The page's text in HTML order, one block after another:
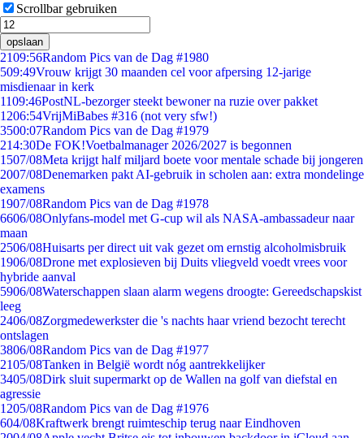
Scrollbar gebruiken
opslaan
2109:56Random Pics van de Dag #1980
509:49Vrouw krijgt 30 maanden cel voor afpersing 12-jarige
misdienaar in kerk
1109:46PostNL-bezorger steekt bewoner na ruzie over pakket
1206:54VrijMiBabes #316 (not very sfw!)
3500:07Random Pics van de Dag #1979
214:30De FOK!Voetbalmanager 2026/2027 is begonnen
1507/08Meta krijgt half miljard boete voor mentale schade bij jongeren
2007/08Denemarken pakt AI-gebruik in scholen aan: extra mondelinge
examens
1907/08Random Pics van de Dag #1978
6606/08Onlyfans-model met G-cup wil als NASA-ambassadeur naar
maan
2506/08Huisarts per direct uit vak gezet om ernstig alcoholmisbruik
1906/08Drone met explosieven bij Duits vliegveld voedt vrees voor
hybride aanval
5906/08Waterschappen slaan alarm wegens droogte: Gereedschapskist
leeg
2406/08Zorgmedewerkster die 's nachts haar vriend bezocht terecht
ontslagen
3806/08Random Pics van de Dag #1977
2105/08Tanken in België wordt nóg aantrekkelijker
3405/08Dirk sluit supermarkt op de Wallen na golf van diefstal en
agressie
1205/08Random Pics van de Dag #1976
604/08Kraftwerk brengt ruimteschip terug naar Eindhoven